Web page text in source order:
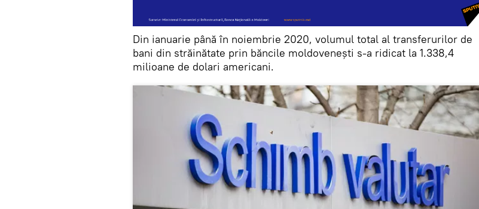
Din ianuarie până în noiembrie 2020, volumul total al transferurilor de
bani din străinătate prin băncile moldovenești s-a ridicat la 1.338,4
milioane de dolari americani.